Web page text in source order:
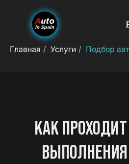
Главная / Услуги / Подбор
КАК